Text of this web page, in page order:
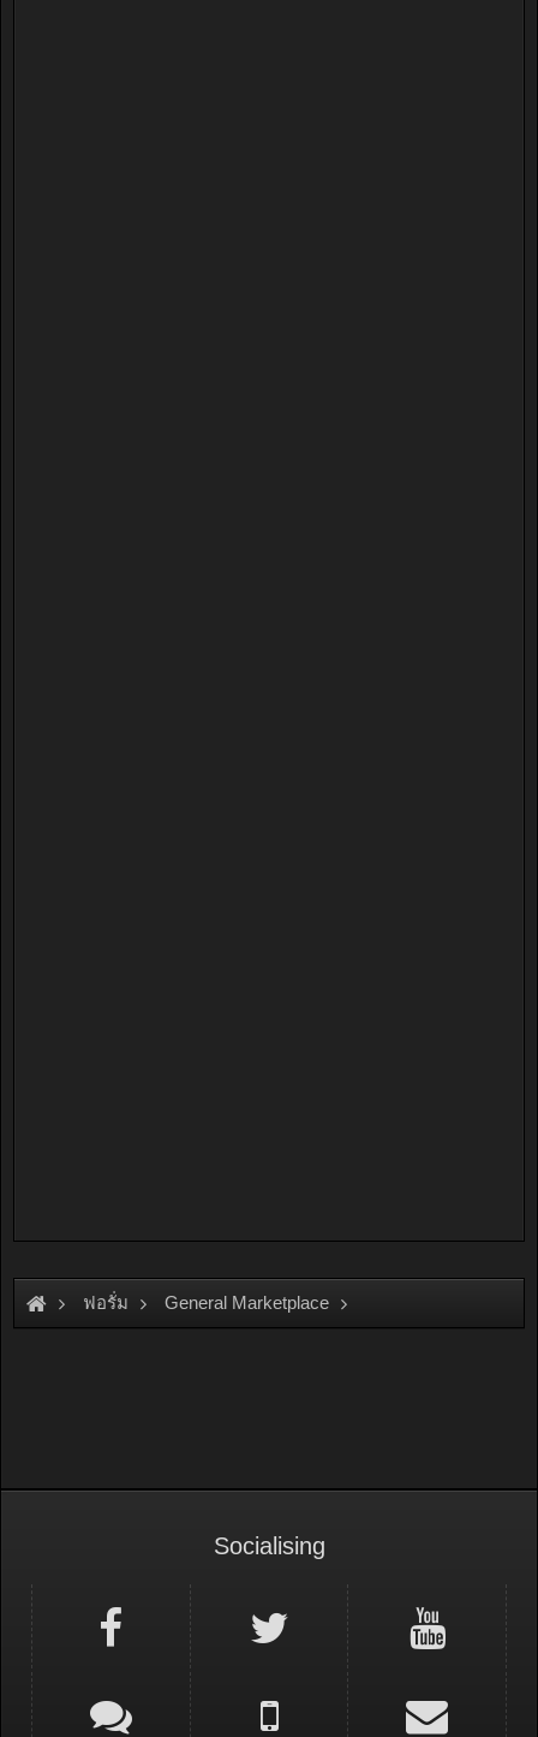
ฟอรั่ม General Marketplace
Socialising